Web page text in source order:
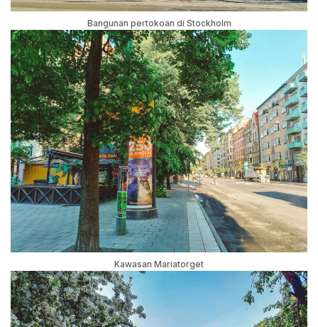
Bangunan pertokoan di Stockholm
Kawasan Mariatorget